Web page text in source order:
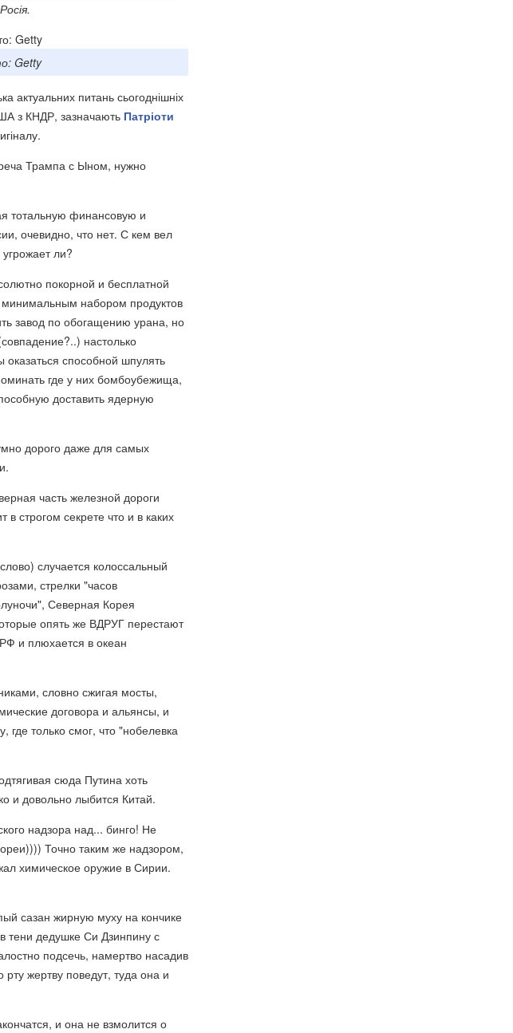
Getty
актуальних питань сьогоднішніх
з КНДР, зазначають Патріоти
Трампа с Ыном, нужно
тотальную финансовую и
очевидно, что нет. С кем вел
ли?
покорной и бесплатной
набором продуктов
завод по обогащению урана, но
настолько
способной шпулять
где у них бомбоубежища,
доставить ядерную
дорого даже для самых
часть железной дороги
строгом секрете что и в каких
случается колоссальный
стрелки "часов
Северная Корея
опять же ВДРУГ перестают
и плюхается в океан
словно сжигая мосты,
договора и альянсы, и
только смог, что "нобелевка
сюда Путина хоть
и довольно лыбится Китай.
надзора над... бинго! Не
Точно таким же надзором,
химическое оружие в Сирии.
сазан жирную муху на кончике
тени дедушке Си Дзинпину с
подсечь, намертво насадив
жертву поведут, туда она и
и она не взмолится о